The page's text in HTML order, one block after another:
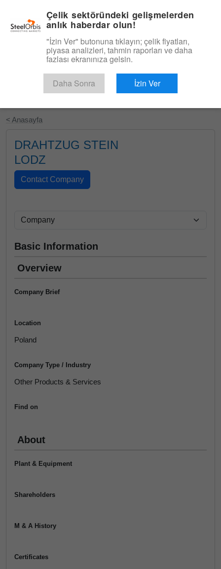
Ücretsiz Deneyin
< Anasayfa
DRAHTZUG STEIN
LODZ
Basic Information
Overview
Company Brief
Location
Poland
Company Type / Industry
Other Products & Services
Find on
About
Plant & Equipment
Shareholders
M & A History
Certificates
Çelik sektöründeki gelişmelerden
anlık haberdar olun!
"İzin Ver" butonuna tıklayın; çelik fiyatları,
piyasa analizleri, tahmin raporları ve daha
fazlası ekranınıza gelsin.
Daha Sonra İzin Ver